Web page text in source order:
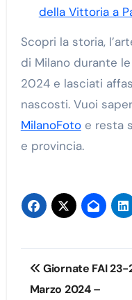
della Vittoria a
Scopri la storia,
di Milano durante
2024 e lasciati
nascosti. Vuoi
MilanoFotoe resta
e provincia.
articoli
Giornate FAI 23-
Marzo 2024 –